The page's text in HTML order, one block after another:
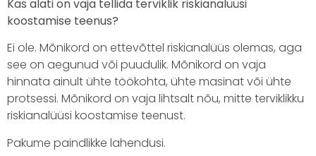
Kas alati on vaja tellida terviklik riskianalüüsi
koostamise teenus?
Ei ole. Mõnikord on ettevõttel riskianalüüs olemas, aga
see on aegunud või puudulik. Mõnikord on vaja
hinnata ainult ühte töökohta, ühte masinat või ühte
protsessi. Mõnikord on vaja lihtsalt nõu, mitte terviklikku
riskianalüüsi koostamise teenust.
Pakume paindlikke lahendusi.